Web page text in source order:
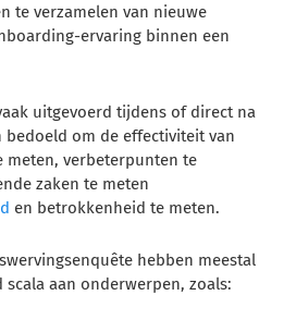
te verzamelen van nieuwe
ervaring binnen een
uitgevoerd tijdens of direct na
om de effectiviteit van
meten, verbeterpunten te
zaken te meten
en betrokkenheid te meten.
hebben meestal
aan onderwerpen, zoals: